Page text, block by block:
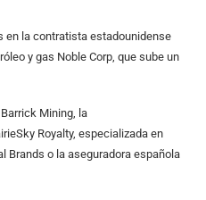
en la contratista estadounidense
y gas Noble Corp, que sube un
Mining, la
Royalty, especializada en
Brands o la aseguradora española